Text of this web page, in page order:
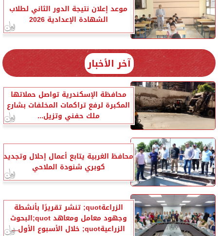
موعد إعلان نتيجة الدور الثاني لطلاب
الشهادة الإعدادية 2026
آخر الأخبار
محافظة الإسكندرية تواصل حملاتها
المكبرة لرفع تراكمات المخلفات بشارع
ملك حفني وتزيل...
محافظ الغربية يتابع أعمال إحلال وتجديد
كوبري شنودة الملاحي
الزراعةquot; تنشر تقريرًا بأنشطة
وجهود معامل ومعاهد quot;البحوث
الزراعيةquot; خلال الأسبوع الأول...